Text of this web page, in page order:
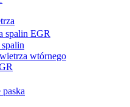
spalin EGR
wtórnego